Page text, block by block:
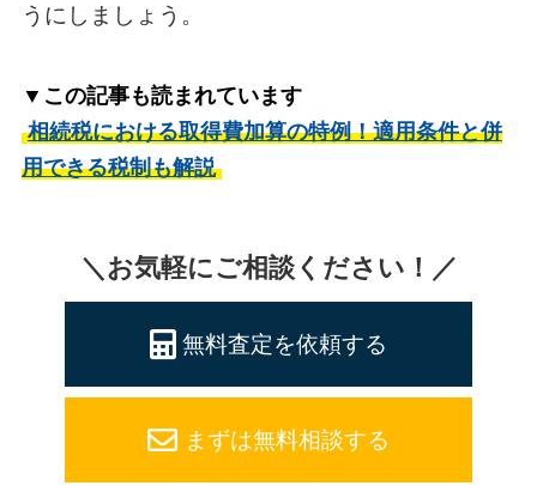
うにしましょう。
▼この記事も読まれています
相続税における取得費加算の特例！適用条件と併
用できる税制も解説
＼お気軽にご相談ください！／
無料査定を依頼する
まずは無料相談する